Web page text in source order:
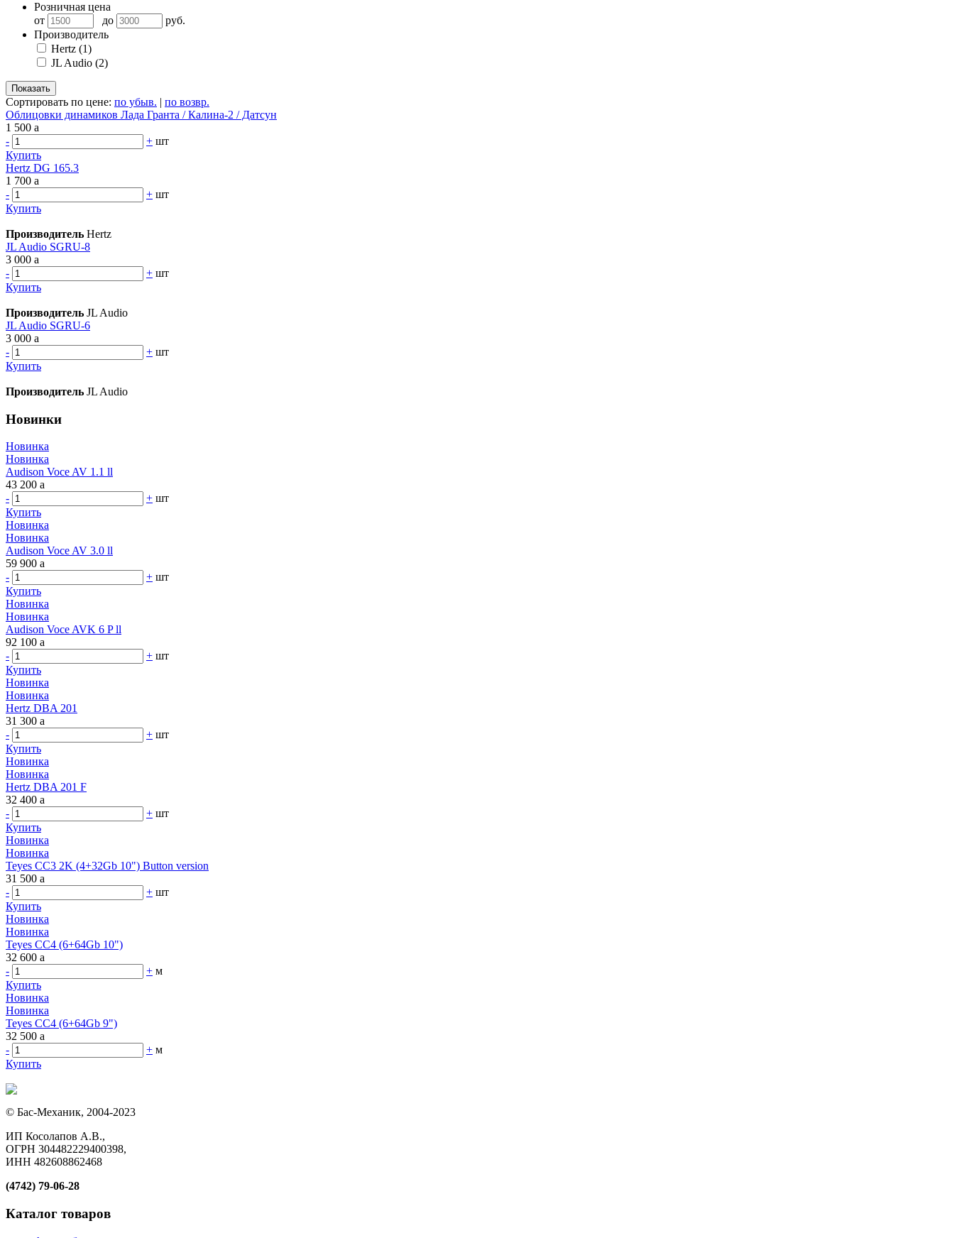
Розничная цена
от
до
руб.
Производитель
Hertz (1)
JL Audio (2)
Сортировать по цене: по убыв. | по возвр.
Облицовки динамиков Лада Гранта / Калина-2 / Датсун
1 500 a
-
+ шт
Купить
Hertz DG 165.3
1 700 a
-
+ шт
Купить
Производитель Hertz
JL Audio SGRU-8
3 000 a
-
+ шт
Купить
Производитель JL Audio
JL Audio SGRU-6
3 000 a
-
+ шт
Купить
Производитель JL Audio
Новинки
Новинка
Новинка
Audison Voce AV 1.1 ll
43 200 a
-
+ шт
Купить
Новинка
Новинка
Audison Voce AV 3.0 ll
59 900 a
-
+ шт
Купить
Новинка
Новинка
Audison Voce AVK 6 P ll
92 100 a
-
+ шт
Купить
Новинка
Новинка
Hertz DBA 201
31 300 a
-
+ шт
Купить
Новинка
Новинка
Hertz DBA 201 F
32 400 a
-
+ шт
Купить
Новинка
Новинка
Teyes CC3 2K (4+32Gb 10") Button version
31 500 a
-
+ шт
Купить
Новинка
Новинка
Teyes CC4 (6+64Gb 10")
32 600 a
-
+ м
Купить
Новинка
Новинка
Teyes CC4 (6+64Gb 9")
32 500 a
-
+ м
Купить
© Бас-Механик, 2004-2023
ИП Косолапов А.В.,
ОГРН 304482229400398,
ИНН 482608862468
(4742) 79-06-28
Каталог товаров